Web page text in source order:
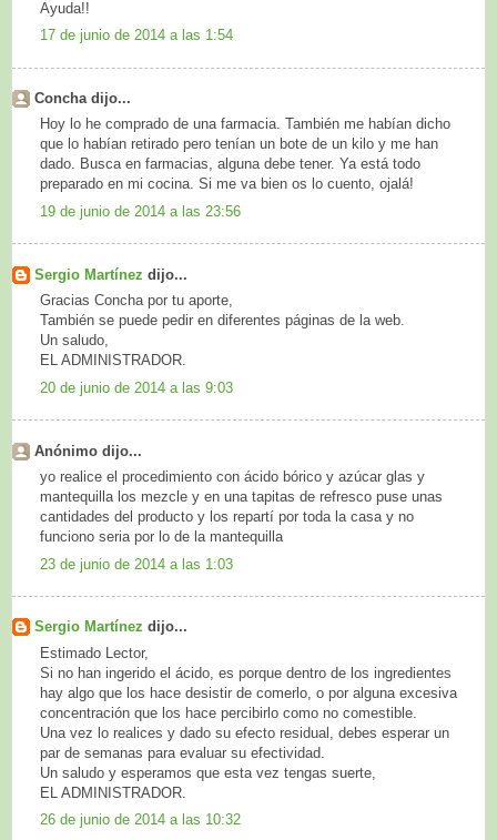
Ayuda!!
17 de junio de 2014 a las 1:54
Concha dijo...
Hoy lo he comprado de una farmacia. También me habían dicho
que lo habían retirado pero tenían un bote de un kilo y me han
dado. Busca en farmacias, alguna debe tener. Ya está todo
preparado en mi cocina. Si me va bien os lo cuento, ojalá!
19 de junio de 2014 a las 23:56
Sergio Martínez dijo...
Gracias Concha por tu aporte,
También se puede pedir en diferentes páginas de la web.
Un saludo,
EL ADMINISTRADOR.
20 de junio de 2014 a las 9:03
Anónimo dijo...
yo realice el procedimiento con ácido bórico y azúcar glas y
mantequilla los mezcle y en una tapitas de refresco puse unas
cantidades del producto y los repartí por toda la casa y no
funciono seria por lo de la mantequilla
23 de junio de 2014 a las 1:03
Sergio Martínez dijo...
Estimado Lector,
Si no han ingerido el ácido, es porque dentro de los ingredientes
hay algo que los hace desistir de comerlo, o por alguna excesiva
concentración que los hace percibirlo como no comestible.
Una vez lo realices y dado su efecto residual, debes esperar un
par de semanas para evaluar su efectividad.
Un saludo y esperamos que esta vez tengas suerte,
EL ADMINISTRADOR.
26 de junio de 2014 a las 10:32